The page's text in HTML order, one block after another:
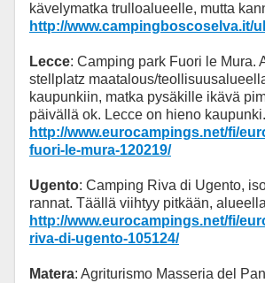
kävelymatka trulloalueelle, mutta
http://www.campingboscoselva.it/
Lecce: Camping park Fuori le Mura.
stellplatz maatalous/
kaupunkiin, matka pysäkille ikävä
päivällä ok. Lecce on hieno kaupunki.
http://www.eurocampings.net/fi/
fuori-le-mura-120219/
Ugento: Camping Riva di Ugento,
rannat. Täällä viihtyy pitkään,
http://www.eurocampings.net/fi/
riva-di-ugento-105124/
Matera: Agriturismo Masseria del